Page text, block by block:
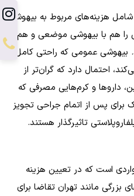
شامل هزینه‌های مربوط به بیهوشی
را هم با بیهوشی موضعی و هم با
بیهوشی عمومی که راحتی کامل
احتمال دارد که گران‌تر از
داروها و کرم‌هایی مصرفی که
برای پس از اتمام جراحی تجویز
تاثیرگذار هستند.
است که در تعیین هزینه
بزرگی مانند تهران تقاضا برای